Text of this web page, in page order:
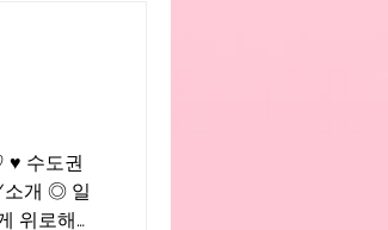
♥ 수도권
소개 ◎ 일